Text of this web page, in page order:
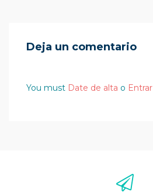
Deja un comentario
You must Date de alta o Entrar